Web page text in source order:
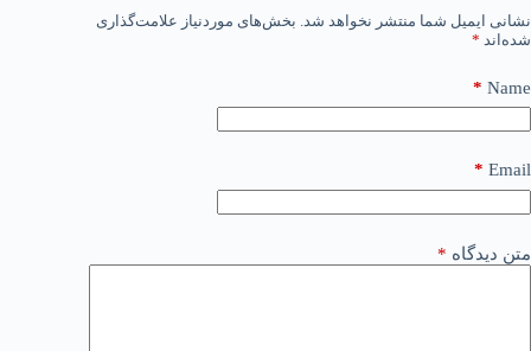
نشانی ایمیل شما منتشر نخواهد شد. بخش‌های موردنیاز علامت‌گذاری
شده‌اند *
Name
*
Email
*
متن دیدگاه *